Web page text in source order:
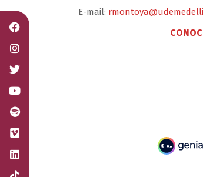
E-mail: